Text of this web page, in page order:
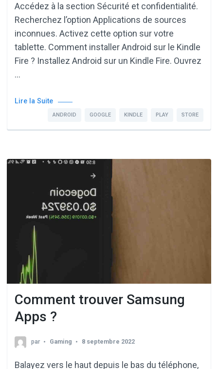
Accédez à la section Sécurité et confidentialité.
Recherchez l’option Applications de sources
inconnues. Activez cette option sur votre
tablette. Comment installer Android sur le Kindle
Fire ? Installez Android sur un Kindle Fire. Ouvrez
…
Lire la Suite
ANDROID GOOGLE KINDLE PLAY STORE
Comment trouver Samsung
Apps ?
par Gaming 8 septembre 2022
Balayez vers le haut depuis le bas du téléphone,